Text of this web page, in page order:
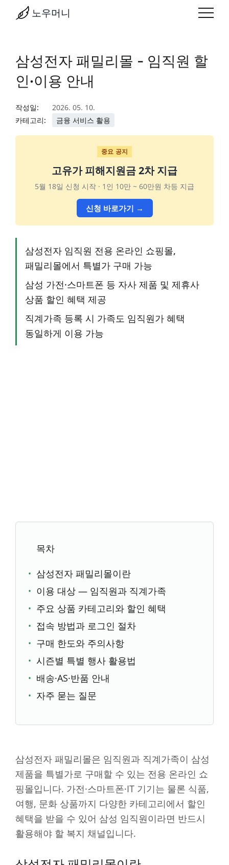
노우머니
삼성전자 패밀리몰 - 임직원 할
인·이용 안내
작성일:
2026. 05. 10.
카테고리:
금융 서비스 활용
중요 공지
고유가 피해지원금 2차 지급
5월 18일 신청 시작 · 1인 10만 ~ 60만원 차등 지급
신청 바로가기 →
삼성전자 임직원 전용 온라인 쇼핑몰,
패밀리몰에서 특별가 구매 가능
삼성 가전·스마트폰 등 자사 제품 및 제휴사
상품 할인 혜택 제공
직계가족 등록 시 가족도 임직원가 혜택
동일하게 이용 가능
목차
삼성전자 패밀리몰이란
이용 대상 — 임직원과 직계가족
주요 상품 카테고리와 할인 혜택
접속 방법과 로그인 절차
구매 한도와 주의사항
시즌별 특별 행사 활용법
배송·AS·반품 안내
자주 묻는 질문
삼성전자 패밀리몰은 임직원과 직계가족이 삼성
제품을 특별가로 구매할 수 있는 전용 온라인 쇼
핑몰입니다. 가전·스마트폰·IT 기기는 물론 식품,
여행, 문화 상품까지 다양한 카테고리에서 할인
혜택을 받을 수 있어 삼성 임직원이라면 반드시
활용해야 할 복지 채널입니다.